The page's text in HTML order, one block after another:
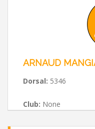
ARNAUD
Dorsal: 5346
Club: None